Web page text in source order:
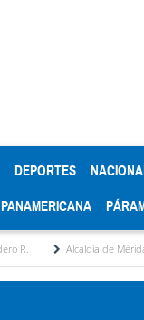
DEPORTES
PANAMERICANA
Alcaldía de Mérida consolida